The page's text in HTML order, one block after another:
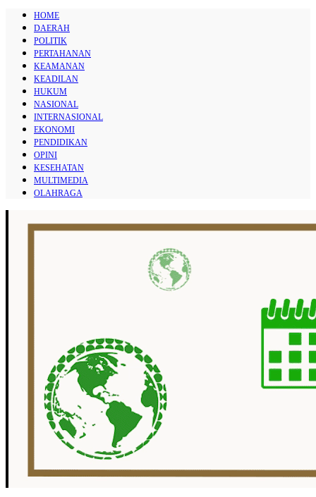
HOME
DAERAH
POLITIK
PERTAHANAN
KEAMANAN
KEADILAN
HUKUM
NASIONAL
INTERNASIONAL
EKONOMI
PENDIDIKAN
OPINI
KESEHATAN
MULTIMEDIA
OLAHRAGA